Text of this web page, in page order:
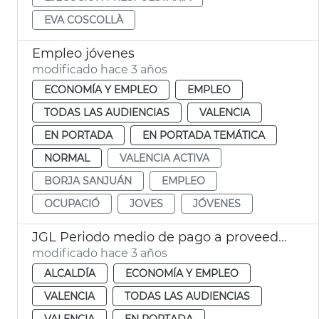
EVA COSCOLLÀ
Empleo jóvenes
modificado hace 3 años
ECONOMÍA Y EMPLEO
EMPLEO
TODAS LAS AUDIENCIAS
VALENCIA
EN PORTADA
EN PORTADA TEMÁTICA
NORMAL
VALENCIA ACTIVA
BORJA SANJUÁN
EMPLEO
OCUPACIÓ
JOVES JÓVENES
JGL Periodo medio de pago a proveedores
modificado hace 3 años
ALCALDÍA
ECONOMÍA Y EMPLEO
VALENCIA
TODAS LAS AUDIENCIAS